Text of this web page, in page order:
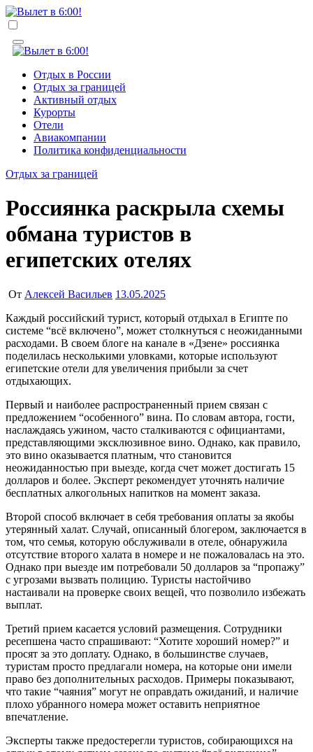
Перейти
к
Генеральный директор: Чернокоз Ольга Валерьевна
Учредитель ООО "Клуб регионов", ИНН 6685155934
Генеральный директор: Чернокоз Ольга Валерьевна
info@gosrf.ru +7 (495) 920-51-49
Отдых в России
Отдых за границей
Активный отдых
Курорты
Отели
Авиакомпании
Политика конфиденциальности
Отдых за границей
Россиянка раскрыла схемы
обмана туристов в
египетских отелях
От Алексей Васильев 13.05.2025
Каждый российский турист, который отдыхал в Египте по
системе “всё включено”, может столкнуться с неожиданными
расходами. В своем блоге на канале в «Дзене» россиянка
поделилась несколькими уловками, которые используют
египетские отели для увеличения прибыли за счет
отдыхающих.
Первый и наиболее распространенный прием связан с
предложением “особенного” вина. По словам автора, гости,
наслаждаясь ужином, часто сталкиваются с официантами,
представляющими эксклюзивное вино. Однако, как правило,
это вино оказывается платным, что становится
неожиданностью при выезде, когда счет может достигать 15
долларов и более. Эксперт рекомендует уточнять наличие
бесплатных алкогольных напитков на момент заказа.
Второй способ включает в себя требования оплаты за якобы
утерянный халат. Случай, описанный блогером, заключается в
том, что семья, которую обслуживали в отеле, обнаружила
отсутствие второго халата в номере и не пожаловалась на это.
Однако при выезде им потребовали 50 долларов за “пропажу”
с угрозами вызвать полицию. Туристы настойчиво
настаивали на проверке своих вещей, что позволило избежать
выплат.
Третий прием касается условий размещения. Сотрудники
ресепшена часто спрашивают: “Хотите хороший номер?” и
просят за это доплату. Однако, в большинстве случаев,
туристам просто предлагали номера, на которые они имели
право без дополнительных расходов. Примеры показывают,
что такие “чаяния” могут не оправдать ожиданий, и наличие
плохо убранного номера может оставить неприятное
впечатление.
Эксперты также предостерегли туристов, собирающихся на